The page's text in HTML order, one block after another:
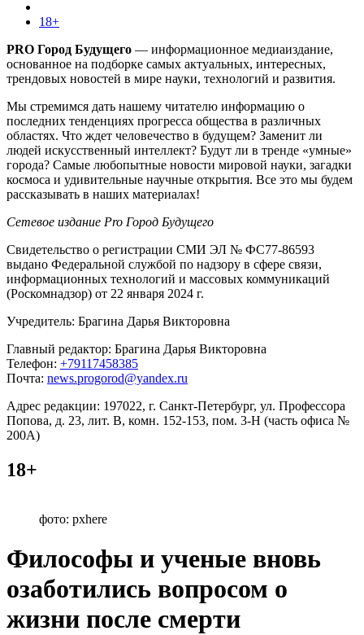
18+
PRO Город Будущего — информационное медиаиздание,
основанное на подборке самых актуальных, интересных,
трендовых новостей в мире науки, технологий и развития.
Мы стремимся дать нашему читателю информацию о
последних тенденциях прогресса общества в различных
областях. Что ждет человечество в будущем? Заменит ли
людей искусственный интеллект? Будут ли в тренде «умные»
города? Самые любопытные новости мировой науки, загадки
космоса и удивительные научные открытия. Все это мы будем
рассказывать в наших материалах!
Сетевое издание Pro Город Будущего
Свидетельство о регистрации СМИ ЭЛ № ФС77-86593
выдано Федеральной службой по надзору в сфере связи,
информационных технологий и массовых коммуникаций
(Роскомнадзор) от 22 января 2024 г.
Учредитель: Брагина Дарья Викторовна
Главный редактор: Брагина Дарья Викторовна
Телефон: +79117458385
Почта: news.progorod@yandex.ru
Адрес редакции: 197022, г. Санкт-Петербург, ул. Профессора
Попова, д. 23, лит. В, комн. 152-153, пом. 3-Н (часть офиса №
200А)
18+
фото: pxhere
Философы и ученые вновь
озаботились вопросом о
жизни после смерти